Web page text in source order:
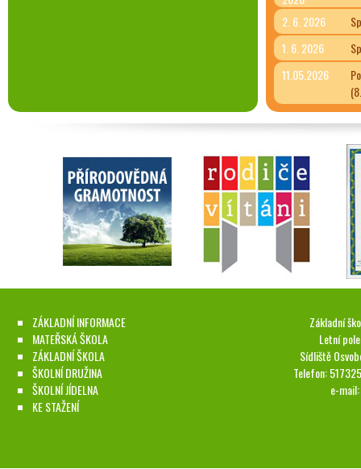
2. 6. 2026
1. 6. 2026
11.05.2026
ZÁKLADNÍ INFORMACE
MATEŘSKÁ ŠKOLA
ZÁKLADNÍ ŠKOLA
ŠKOLNÍ DRUŽINA
ŠKOLNÍ JÍDELNA
KE STAŽENÍ
Základní
Letní
Sídliště
Telefon:
e-mail: